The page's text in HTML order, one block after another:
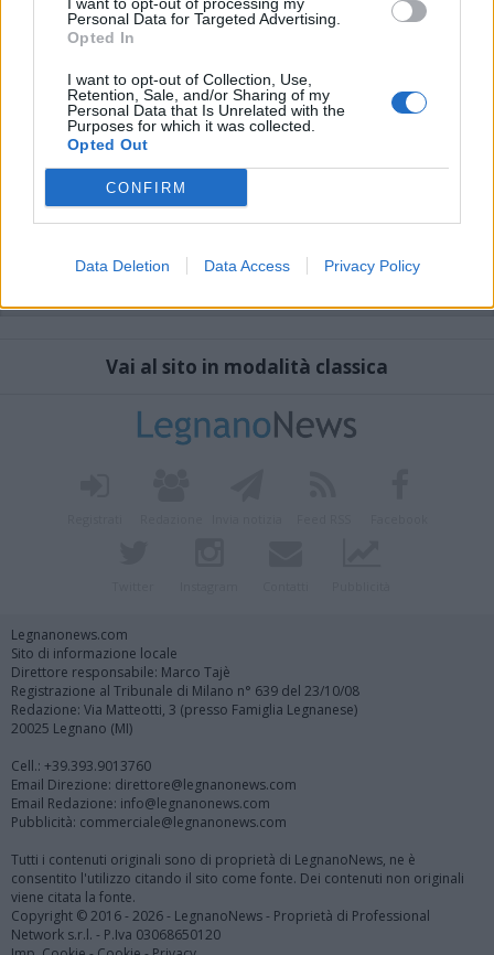
Personal Data for Targeted Advertising.
Opted In
I want to opt-out of Collection, Use,
Retention, Sale, and/or Sharing of my
Personal Data that Is Unrelated with the
Purposes for which it was collected.
Opted Out
CONFIRM
Data Deletion Data Access Privacy Policy
Vai al sito in modalità classica
Legnanonews.com
Sito di informazione locale
Direttore responsabile: Marco Tajè
Registrazione al Tribunale di Milano n° 639 del 23/10/08
Redazione: Via Matteotti, 3 (presso Famiglia Legnanese)
20025 Legnano (MI)
Cell.: +39.393.9013760
Email Direzione: direttore@legnanonews.com
Email Redazione: info@legnanonews.com
Pubblicità: commerciale@legnanonews.com
Tutti i contenuti originali sono di proprietà di LegnanoNews, ne è
consentito l'utilizzo citando il sito come fonte. Dei contenuti non originali
viene citata la fonte.
Copyright © 2016 - 2026 - LegnanoNews - Proprietà di Professional
Network s.r.l. - P.Iva 03068650120